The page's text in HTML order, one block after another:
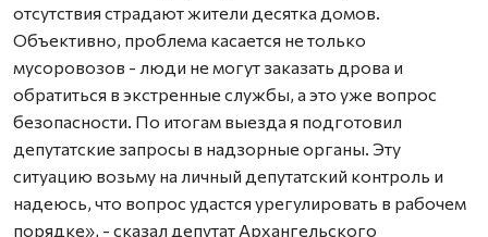
отсутствия страдают жители десятка домов.
Объективно, проблема касается не только
мусоровозов - люди не могут заказать дрова и
обратиться в экстренные службы, а это уже вопрос
безопасности. По итогам выезда я подготовил
депутатские запросы в надзорные органы. Эту
ситуацию возьму на личный депутатский контроль и
надеюсь, что вопрос удастся урегулировать в рабочем
порядке», - сказал депутат Архангельского